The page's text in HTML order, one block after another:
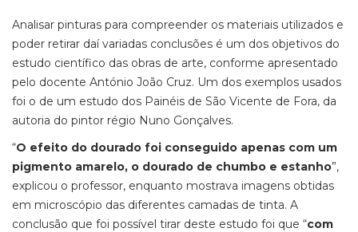
Analisar pinturas para compreender os materiais utilizados e
poder retirar daí variadas conclusões é um dos objetivos do
estudo científico das obras de arte, conforme apresentado
pelo docente António João Cruz. Um dos exemplos usados
foi o de um estudo dos Painéis de São Vicente de Fora, da
autoria do pintor régio Nuno Gonçalves.
“O efeito do dourado foi conseguido apenas com um
pigmento amarelo, o dourado de chumbo e estanho”,
explicou o professor, enquanto mostrava imagens obtidas
em microscópio das diferentes camadas de tinta. A
conclusão que foi possível tirar deste estudo foi que “com